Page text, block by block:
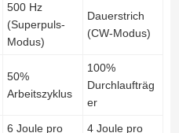
500 Hz
(Superpuls-
Modus)
Dauerstrich
(CW-Modus)
50%
Arbeitszyklus
100%
Durchlaufträg
er
6 Joule pro
4 Joule pro